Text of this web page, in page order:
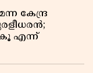
കേന്ദ്ര
എന്ന്